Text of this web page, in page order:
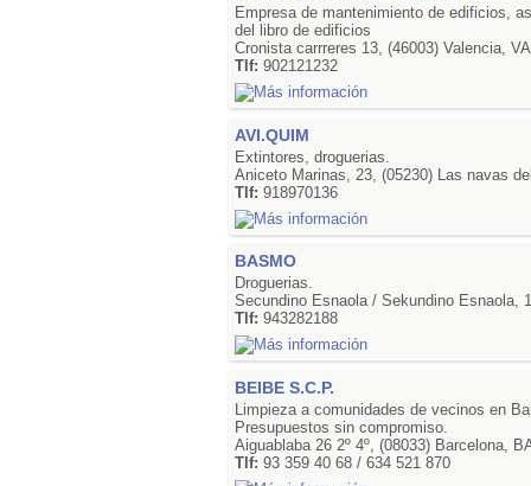
Empresa de mantenimiento de edificios,
del libro de edificios
Cronista carrreres 13, (46003) Valencia,
Tlf:902121232
AVI.QUIM
Extintores, droguerias.
Aniceto Marinas, 23, (05230) Las navas
Tlf:918970136
BASMO
Droguerias.
Secundino Esnaola / Sekundino Esnaola,
Tlf:943282188
BEIBE S.C.P.
Limpieza a comunidades de vecinos en
Presupuestos sin compromiso.
Aiguablaba 26 2º 4º, (08033) Barcelona,
Tlf:93 359 40 68 / 634 521 870